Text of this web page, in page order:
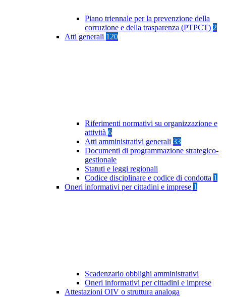
Piano triennale per la prevenzione della
corruzione e della trasparenza (PTPCT) 2
Atti generali 120
Riferimenti normativi su organizzazione e
attività 6
Atti amministrativi generali 33
Documenti di programmazione strategico-
gestionale
Statuti e leggi regionali
Codice disciplinare e codice di condotta 1
Oneri informativi per cittadini e imprese 1
Scadenzario obblighi amministrativi
Oneri informativi per cittadini e imprese
Attestazioni OIV o struttura analoga